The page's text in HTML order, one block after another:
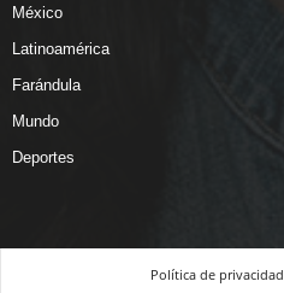
México
Latinoamérica
Farándula
Mundo
Deportes
Política de privacidad